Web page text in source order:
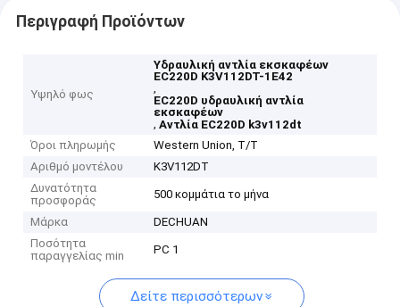
Περιγραφή Προϊόντων
Υψηλό φως
Υδραυλική αντλία εκσκαφέων
EC220D K3V112DT-1E42
,
EC220D υδραυλική αντλία
εκσκαφέων
,Αντλία EC220D k3v112dt
Όροι πληρωμής
Western Union, T/T
Αριθμό μοντέλου
K3V112DT
Δυνατότητα
προσφοράς
500 κομμάτια το μήνα
Μάρκα
DECHUAN
Ποσότητα
παραγγελίας min
PC 1
Δείτε περισσότερων